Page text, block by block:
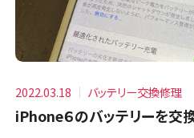
2022.03.18 バッテリー交換修理
iPhone６のバッテリーを交